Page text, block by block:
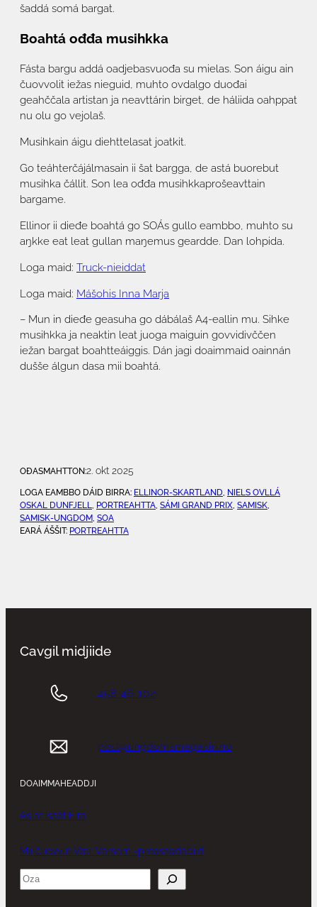
šaddá somá bargat.
Boahtá ođđa musihkka
Fásta bargu addá oadjebasvuođa su mielas. Son áigu ain
čuovvolit iežas nieguid, muhto ovdalgo duođai
geahččala artistan ja neavttárin birget, de háliida oahppat
nu olu go vejolaš.
Musihkain áigu diehttelasat joatkit.
Go teáhterčájálmasain ii šat bargga, de astá buorebut
musihka čállit. Son lea ođđa musihkkaprošeavttain
bargame.
Ellinor ii dieđe boahtá go SOÁs gullo eambbo, muhto su
aŋkke eat leat gullan maŋemus geardde. Dan lohpida.
Loga maid: Truck-nieiddat
Loga maid: Mášohis Inna Marja
– Mun in dieđe geasuha go dábálaš A4-eallin mu. Sihke
musihkka ja neaktin leat juoga maiguin govvidivččen
iežan bargat boahtteáiggis. Dán jagi doaimmaid oainnán
dušše álgun dasa mii boahtá.
OĐASMAHTTON:2. okt 2025
LOGA EAMBBO DÁID BIRRA: ELLINOR-SKARTLAND NIELS OVLLÁ
OSKAL DUNFJELL
PORTREAHTTA SÁMI GRAND PRIX SAMISK
SAMISK-UNGDOM SOA
EARÁ ÁŠŠIT: PORTREAHTTA
Cavgil midjiide
458 46 102
post@ungdomsmagasin.no
DOAIMMAHEADDJI
Áslat Issát Eira
Mii čuovvut Vær Varsom -preassadábiid
Søk